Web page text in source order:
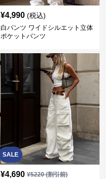
¥4,990 (税込)
白パンツ ワイドシルエット立体
ポケットパンツ
SALE
¥4,690 ¥5220(割引前)